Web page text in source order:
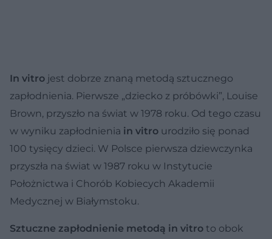
In vitro jest dobrze znaną metodą sztucznego
zapłodnienia. Pierwsze „dziecko z próbówki”, Louise
Brown, przyszło na świat w 1978 roku. Od tego czasu
w wyniku zapłodnienia in vitro urodziło się ponad
100 tysięcy dzieci. W Polsce pierwsza dziewczynka
przyszła na świat w 1987 roku w Instytucie
Położnictwa i Chorób Kobiecych Akademii
Medycznej w Białymstoku.
Sztuczne zapłodnienie metodą in vitro to obok